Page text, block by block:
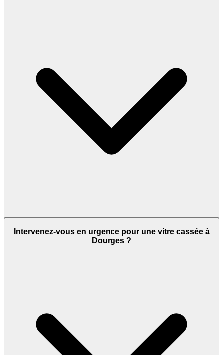
Intervenez-vous en urgence pour une vitre cassée à
Dourges ?